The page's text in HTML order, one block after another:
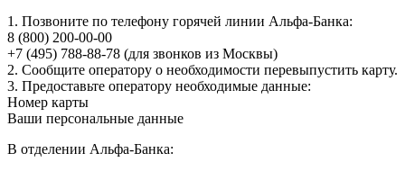
1. Позвоните по телефону горячей линии Альфа-Банка:
8 (800) 200-00-00
+7 (495) 788-88-78 (для звонков из Москвы)
2. Сообщите оператору о необходимости перевыпустить карту.
3. Предоставьте оператору необходимые данные:
Номер карты
Ваши персональные данные
В отделении Альфа-Банка: